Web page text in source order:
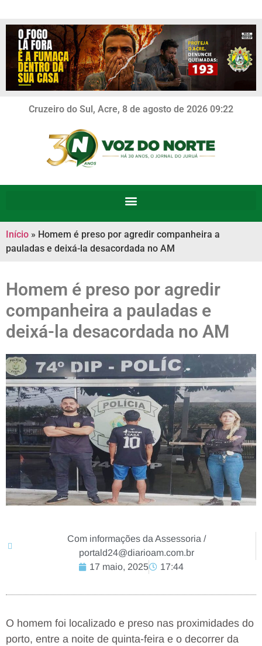
Cruzeiro do Sul, Acre, 8 de agosto de 2026 09:22
Início » Homem é preso por agredir companheira a
pauladas e deixá-la desacordada no AM
Homem é preso por agredir
companheira a pauladas e
deixá-la desacordada no AM
Com informações da Assessoria /
portald24@diarioam.com.br
17 maio, 2025
17:44
O homem foi localizado e preso nas proximidades do
porto, entre a noite de quinta-feira e o decorrer da